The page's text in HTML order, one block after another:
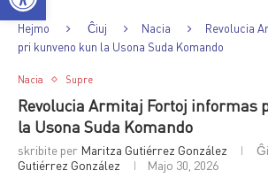
Hejmo Ĉiuj Nacia
Revolucia
pri kunveno kun la Usona Suda Komando
Nacia Supre
Revolucia Armitaj Fortoj informas
la Usona Suda Komando
skribite per Maritza Gutiérrez González
Gutiérrez González
Majo 30, 2026